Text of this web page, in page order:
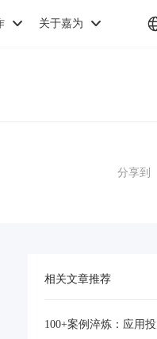
关于嘉为
分享到
相关文章推荐
100+案例淬炼：应用